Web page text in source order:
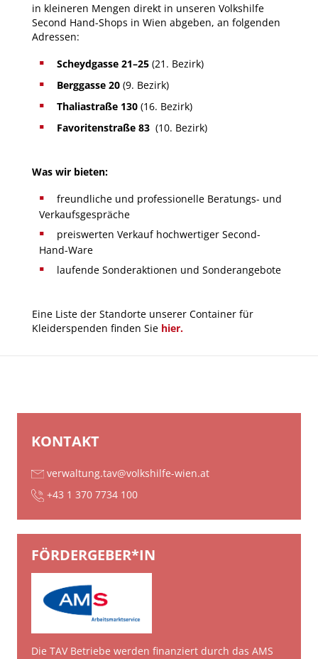
in kleineren Mengen direkt in unseren Volkshilfe
Second Hand-Shops in Wien abgeben, an folgenden
Adressen:
Scheydgasse 21–25(21. Bezirk)
Berggasse 20(9. Bezirk)
Thaliastraße 130(16. Bezirk)
Favoritenstraße 83(10. Bezirk)
Was wir bieten:
freundliche und professionelle Beratungs- und
Verkaufsgespräche
preiswerten Verkauf hochwertiger Second-
Hand-Ware
laufende Sonderaktionen und Sonderangebote
Eine Liste der Standorte unserer Container für
Kleiderspenden finden Sie hier.
KONTAKT
verwaltung.tav@volkshilfe-wien.at
+43 1 370 7734 100
FÖRDERGEBER*IN
Die TAV Betriebe werden finanziert durch das AMS